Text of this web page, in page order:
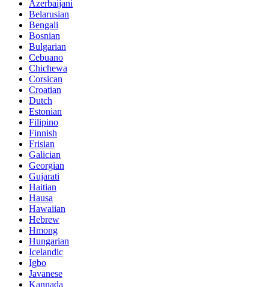
Azerbaijani
Belarusian
Bengali
Bosnian
Bulgarian
Cebuano
Chichewa
Corsican
Croatian
Dutch
Estonian
Filipino
Finnish
Frisian
Galician
Georgian
Gujarati
Haitian
Hausa
Hawaiian
Hebrew
Hmong
Hungarian
Icelandic
Igbo
Javanese
Kannada